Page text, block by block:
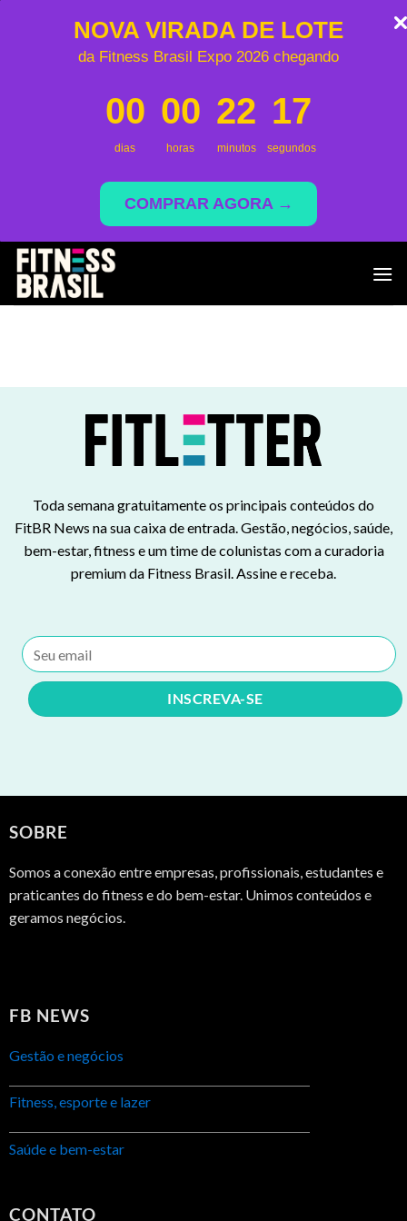
NOVA VIRADA DE LOTE
da Fitness Brasil Expo 2026 chegando
00
dias
00
horas
22
minutos
17
segundos
COMPRAR AGORA →
Skip
content
Toda semana gratuitamente os principais conteúdos do
FitBR News na sua caixa de entrada. Gestão, negócios, saúde,
bem-estar, fitness e um time de colunistas com a curadoria
premium da Fitness Brasil. Assine e receba.
SOBRE
Somos a conexão entre empresas, profissionais, estudantes e
praticantes do fitness e do bem-estar. Unimos conteúdos e
geramos negócios.
FB NEWS
Gestão e negócios
Fitness, esporte e lazer
Saúde e bem-estar
CONTATO